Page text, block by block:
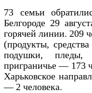
73 семьи
Белгороде 29
горячей линии. 209
(продукты,
подушки, пледы,
приграничье — 173
Харьковское
— 2 человека.